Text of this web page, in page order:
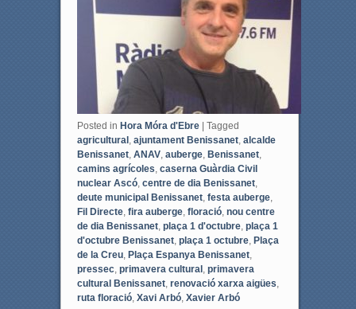
k
Posted in Hora Móra d'Ebre
Tagged
agricultural , ajuntament Benissanet, alcalde
Benissanet, ANAV, auberge, Benissanet,
camins agrícoles, caserna Guàrdia Civil
nuclear Ascó, centre de dia Benissanet,
deute municipal Benissanet, festa auberge,
Fil Directe, fira auberge, floració, nou centre
de dia Benissanet, plaça 1 d'octubre, plaça 1
d'octubre Benissanet, plaça 1 octubre, Plaça
de la Creu, Plaça Espanya Benissanet,
pressec, primavera cultural , primavera
cultural Benissanet, renovació xarxa aigües,
ruta floració, Xavi Arbó, Xavier Arbó